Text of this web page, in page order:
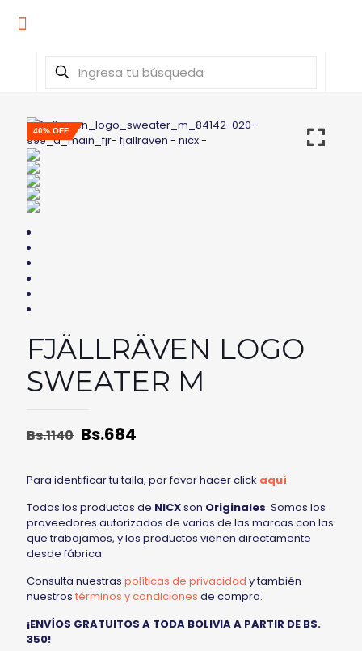
40% OFF
FJÄLLRÄVEN LOGO
SWEATER M
Bs.1140 Bs.684
Para identificar tu talla, por favor hacer click aquí
Todos los productos de NICXson Originales. Somos los
proveedores autorizados de varias de las marcas con las
que trabajamos, y los productos vienen directamente
desde fábrica.
Consulta nuestras políticas de privacidad y también
nuestros términos y condiciones de compra.
¡ENVÍOS GRATUITOS A TODA BOLIVIA A PARTIR DE BS.
350!